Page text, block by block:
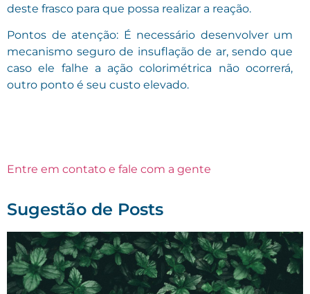
deste frasco para que possa realizar a reação.
Pontos de atenção: É necessário desenvolver um
mecanismo seguro de insuflação de ar, sendo que
caso ele falhe a ação colorimétrica não ocorrerá,
outro ponto é seu custo elevado.
Entre em contato e fale com a gente
Sugestão de Posts